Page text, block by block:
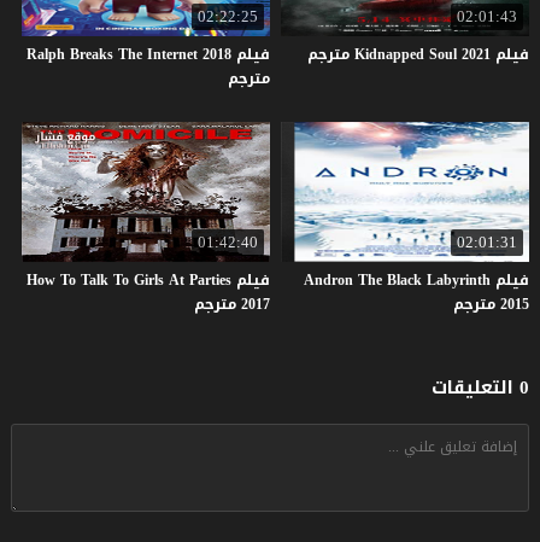
02:01:43
فيلم KidnappedSoul2021 مترجم
02:22:25
فيلم Ralph Breaks The Internet 2018
مترجم
02:01:31
فيلم Andron The Black Labyrinth
2015 مترجم
01:42:40
فيلم How To Talk To Girls At Parties
2017 مترجم
0 التعليقات